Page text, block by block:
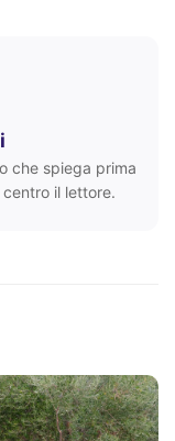
che spiega prima
il lettore.